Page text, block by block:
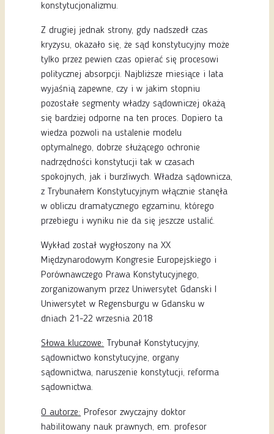
konstytucjonalizmu.
Z drugiej jednak strony, gdy nadszedł czas
kryzysu, okazało się, że sąd konstytucyjny może
tylko przez pewien czas opierać się procesowi
politycznej absorpcji. Najbliższe miesiące i lata
wyjaśnią zapewne, czy i w jakim stopniu
pozostałe segmenty władzy sądowniczej okażą
się bardziej odporne na ten proces. Dopiero ta
wiedza pozwoli na ustalenie modelu
optymalnego, dobrze służącego ochronie
nadrzędności konstytucji tak w czasach
spokojnych, jak i burzliwych. Władza sądownicza,
z Trybunałem Konstytucyjnym włącznie stanęła
w obliczu dramatycznego egzaminu, którego
przebiegu i wyniku nie da się jeszcze ustalić.
Wykład został wygłoszony na XX
Międzynarodowym Kongresie Europejskiego i
Porównawczego Prawa Konstytucyjnego,
zorganizowanym przez Uniwersytet Gdanski I
Uniwersytet w Regensburgu w Gdansku w
dniach 21-22 wrzesnia 2018
Słowa kluczowe: Trybunał Konstytucyjny,
sądownictwo konstytucyjne, organy
sądownictwa, naruszenie konstytucji, reforma
sądownictwa.
O autorze: Profesor zwyczajny doktor
habilitowany nauk prawnych, em. profesor